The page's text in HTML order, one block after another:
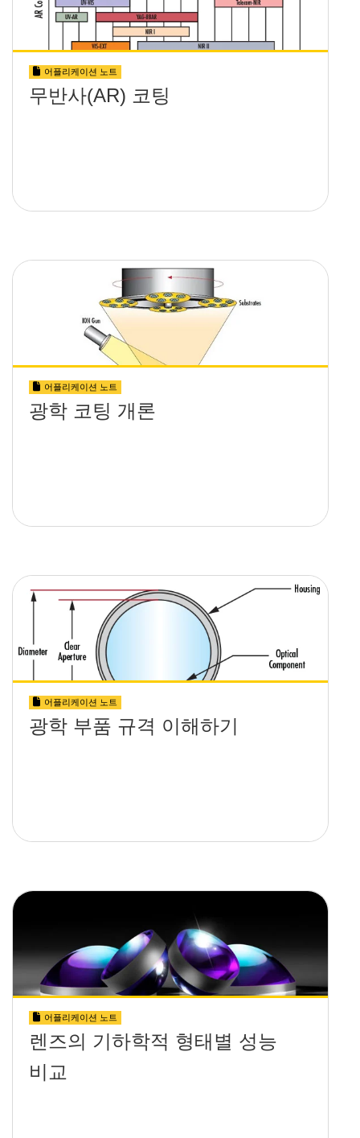
어플리케이션 노트
무반사(AR) 코팅
어플리케이션 노트
광학 코팅 개론
어플리케이션 노트
광학 부품 규격 이해하기
어플리케이션 노트
렌즈의 기하학적 형태별 성능
비교